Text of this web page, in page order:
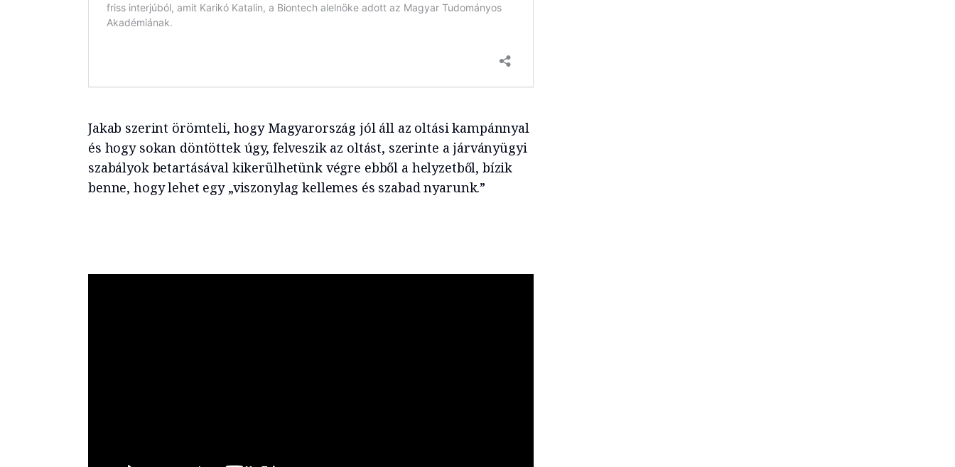
Jakab szerint örömteli, hogy Magyarország jól áll az oltási kampánnyal
és hogy sokan döntöttek úgy, felveszik az oltást, szerinte a járványügyi
szabályok betartásával kikerülhetünk végre ebből a helyzetből, bízik
benne, hogy lehet egy „viszonylag kellemes és szabad nyarunk.”